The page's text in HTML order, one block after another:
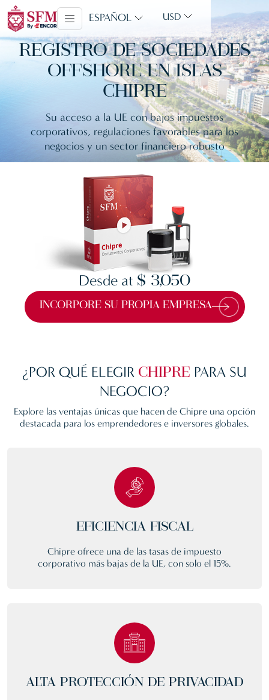
ESPAÑOL USD
REGISTRO DE SOCIEDADES
OFFSHORE EN ISLAS
CHIPRE
Su acceso a la UE con bajos impuestos
corporativos, regulaciones favorables para los
negocios y un sector financiero robusto
Desde at $ 3,050
INCORPORE SU PROPIA EMPRESA
¿POR QUÉ ELEGIR CHIPRE PARA SU
NEGOCIO?
Explore las ventajas únicas que hacen de Chipre una opción
destacada para los emprendedores e inversores globales.
EFICIENCIA FISCAL
Chipre ofrece una de las tasas de impuesto
corporativo más bajas de la UE, con solo el 15%.
ALTA PROTECCIÓN DE PRIVACIDAD